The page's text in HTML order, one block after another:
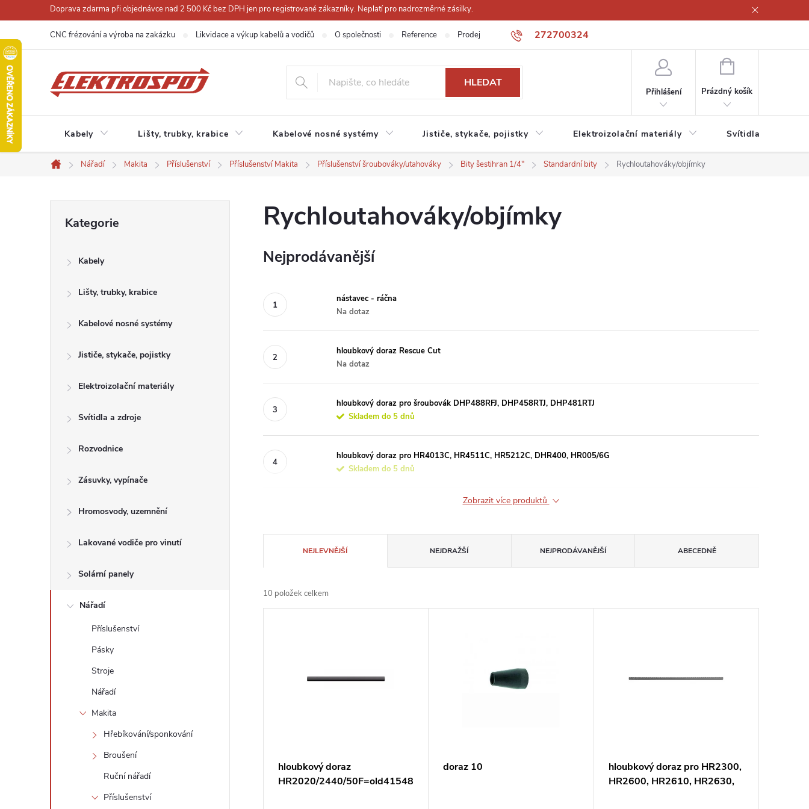
na
obsah
Doprava zdarma při objednávce nad 2 500 Kč bez DPH jen pro registrované zákazníky. Neplatí pro nadrozměrné zásilky.
272700324
CNC frézování a výroba na zakázku Likvidace a výkup kabelů a vodičů O společnosti Reference Prodejna Obchodní podmínky
HLEDAT
Přihlášení
NÁKUPNÍ
Prázdný košík
Kabely Lišty, trubky, krabice Kabelové nosné systémy Jističe, stykače, pojistky Elektroizolační materiály Svítidla a zdroje
Domů
Nářadí Makita Příslušenství Příslušenství Makita Příslušenství šroubováky/utahováky Bity šestihran 1/4" Standardní bity Rychloutahováky/objímky
kategorie
Kategorie
Kabely
Lišty, trubky, krabice
Kabelové nosné systémy
Jističe, stykače, pojistky
Elektroizolační materiály
Svítidla a zdroje
Rozvodnice
Zásuvky, vypínače
Hromosvody, uzemnění
Lakované vodiče pro vinutí
Solární panely
Nářadí
Příslušenství
Pásky
Stroje
Nářadí
Makita
Hřebíkování/sponkování
Broušení
Ruční nářadí
Příslušenství
Rychloutahováky/objímky
Nejprodávanější
nástavec - ráčna
Na dotaz
hloubkový doraz Rescue Cut
Na dotaz
hloubkový doraz pro šroubovák DHP488RFJ, DHP458RTJ, DHP481RTJ
Skladem do 5 dnů
hloubkový doraz pro HR4013C, HR4511C, HR5212C, DHR400, HR005/6G
Skladem do 5 dnů
Zobrazit více produktů
a
z
NEJLEVNĚJŠÍ NEJDRAŽŠÍ NEJPRODÁVANĚJŠÍ ABECEDNĚ
10 položek celkem
hloubkový doraz
HR2020/2440/50F=old415486-
doraz 10
hloubkový doraz pro HR2300,
HR2600, HR2610, HR2630,